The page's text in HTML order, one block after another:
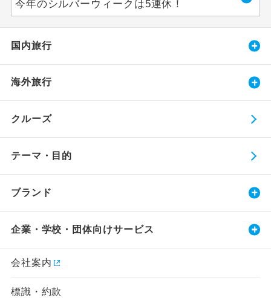
今年のシルバーウィークは5連休！
国内旅行
海外旅行
クルーズ
テーマ・目的
ブランド
企業・学校・団体向けサービス
会社案内
標識・約款